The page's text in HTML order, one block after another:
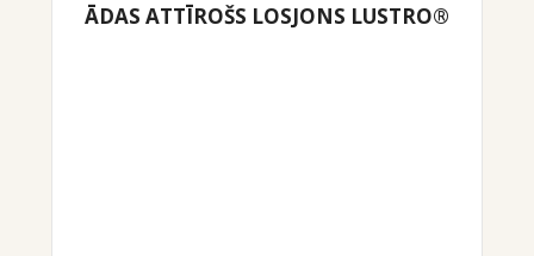
ĀDAS ATTĪROŠS LOSJONS LUSTRO®